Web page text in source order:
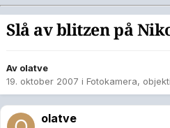
Slå av blitzen på
Av olatve
19. oktober 2007 i Fotokamera,
olatve